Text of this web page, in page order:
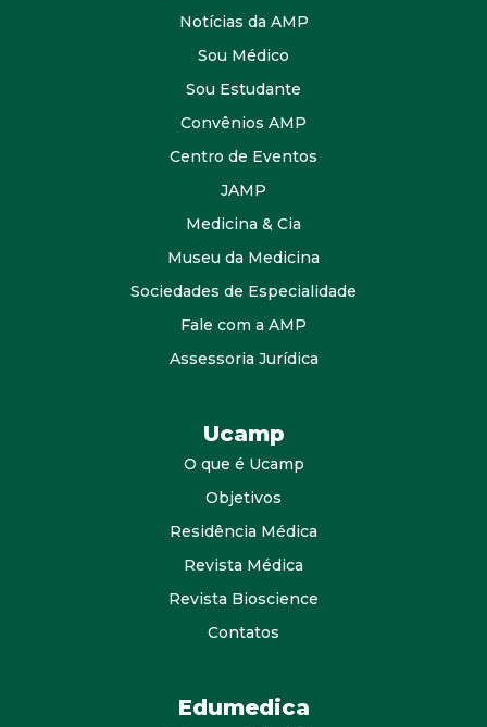
Notícias da AMP
Sou Médico
Sou Estudante
Convênios AMP
Centro de Eventos
JAMP
Medicina & Cia
Museu da Medicina
Sociedades de Especialidade
Fale com a AMP
Assessoria Jurídica
Ucamp
O que é Ucamp
Objetivos
Residência Médica
Revista Médica
Revista Bioscience
Contatos
Edumedica